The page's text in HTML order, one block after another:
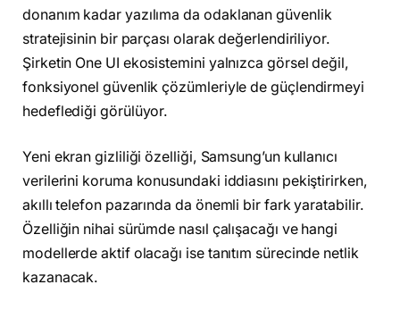
donanım kadar yazılıma da odaklanan güvenlik
stratejisinin bir parçası olarak değerlendiriliyor.
Şirketin One UI ekosistemini yalnızca görsel değil,
fonksiyonel güvenlik çözümleriyle de güçlendirmeyi
hedeflediği görülüyor.
Yeni ekran gizliliği özelliği, Samsung’un kullanıcı
verilerini koruma konusundaki iddiasını pekiştirirken,
akıllı telefon pazarında da önemli bir fark yaratabilir.
Özelliğin nihai sürümde nasıl çalışacağı ve hangi
modellerde aktif olacağı ise tanıtım sürecinde netlik
kazanacak.